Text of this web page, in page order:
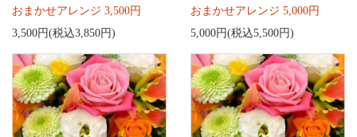
おまかせアレンジ 3,500円
3,500円(税込3,850円)
おまかせアレンジ 5,000円
5,000円(税込5,500円)